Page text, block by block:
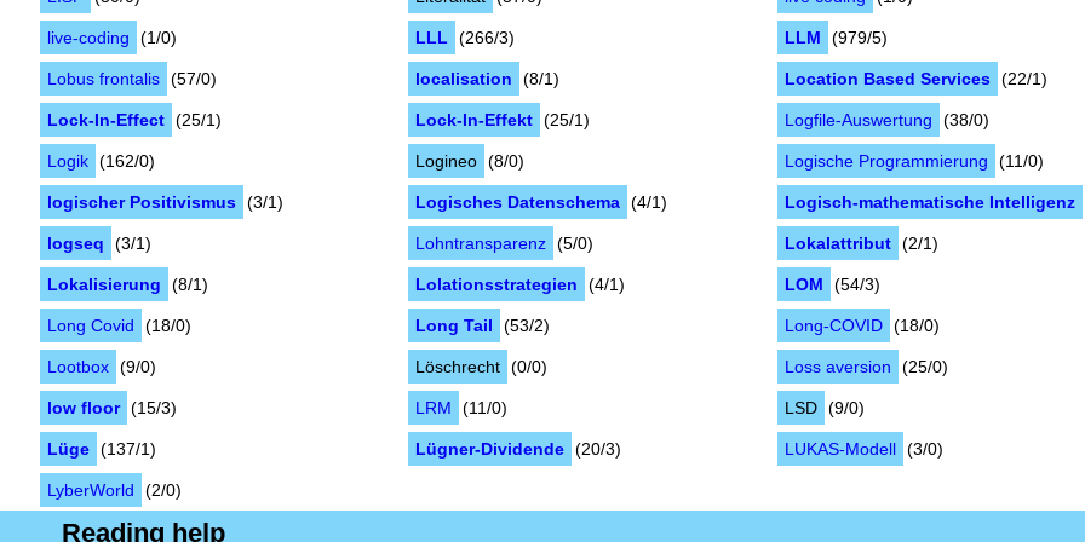
live-coding (1/0) LLL (266/3) LLM (979/5)
Lobus frontalis (57/0) localisation (8/1) Location Based Services (22/1)
Lock-In-Effect (25/1) Lock-In-Effekt (25/1) Logfile-Auswertung (38/0)
Logik (162/0) Logineo (8/0) Logische Programmierung (11/0)
logischer Positivismus (3/1) Logisches Datenschema (4/1) Logisch-mathematische Intelligenz
logseq (3/1) Lohntransparenz (5/0) Lokalattribut (2/1)
Lokalisierung (8/1) Lolationsstrategien (4/1) LOM (54/3)
Long Covid (18/0) Long Tail (53/2) Long-COVID (18/0)
Lootbox (9/0) Löschrecht (0/0) Loss aversion (25/0)
low floor (15/3) LRM (11/0) LSD (9/0)
Lüge (137/1) Lügner-Dividende (20/3) LUKAS-Modell (3/0)
LyberWorld (2/0)
Reading help